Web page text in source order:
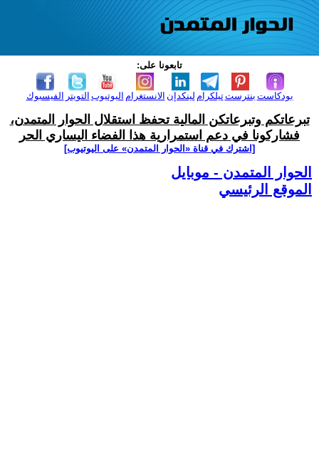
تابعونا على:
الفيسبوك التويتر اليوتيوب الانستغرام لينكدإن تيلكرامبنترست بودكاست
تبرعاتكم وتبرعاتكن المالية تحفظ استقلال الحوار المتمدن،
فشاركونا في دعم استمرارية هذا الفضاء اليساري الحر
[اشترك في قناة ‫«الحوار المتمدن» على اليوتيوب]
الحوار المتمدن - موبايل
الموقع الرئيسي